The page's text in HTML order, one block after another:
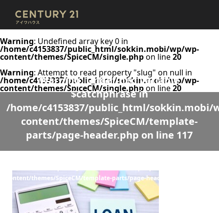
Warning: Undefined array key 0 in
/home/c4153837/public_html/sokkin.mobi/wp/wp-
content/themes/SpiceCM/single.phpon line20
Warning: Attempt to read property "slug" on null in
/home/c4153837/public_html/sokkin.mobi/wp/wp-
content/themes/SpiceCM/single.phpon line20
Warning: Undefined variable
$catchphrase in
/home/c4153837/public_html/sokkin.mobi/
content/themes/SpiceCM/template-
parts/page-header.php on line 117
content/themes/SpiceCM/template-parts/page-header.php